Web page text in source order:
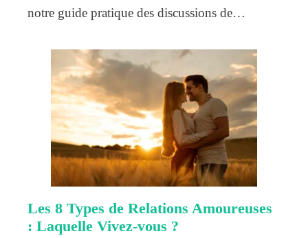
notre guide pratique des discussions de…
Les 8 Types de Relations Amoureuses
: Laquelle Vivez-vous ?